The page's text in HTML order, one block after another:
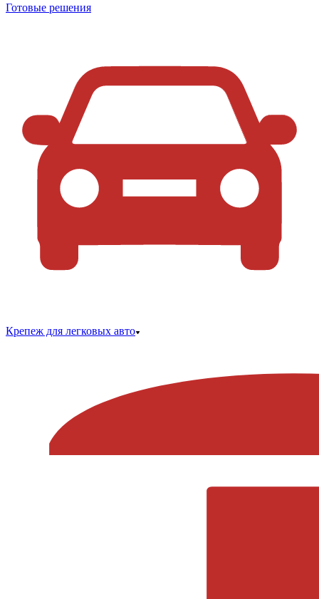
Готовые решения
Крепеж для легковых авто